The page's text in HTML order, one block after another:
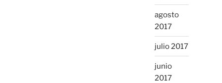
agosto
2017
julio 2017
junio
2017